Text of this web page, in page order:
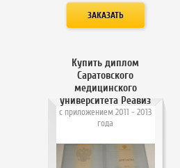
Купить диплом
Саратовского
медицинского
университета Реавиз
с приложением 2011 - 2013
года